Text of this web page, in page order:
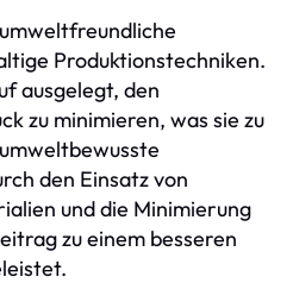
Produktionstechniken.
ausgelegt, den
zu minimieren, was sie zu
den Einsatz von
und die Minimierung
zu einem besseren